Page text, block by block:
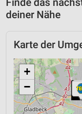
deiner Nähe
Karte der
+
−